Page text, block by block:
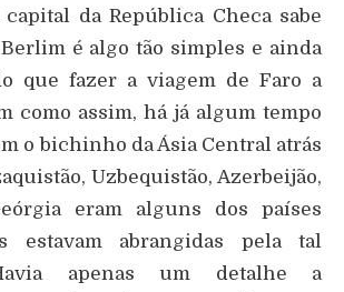
da República Checa sabe
é algo tão simples e ainda
que fazer a viagem de Faro a
como assim, há já algum tempo
o bichinho da Ásia Central atrás
Uzbequistão, Azerbeijão,
eram alguns dos países
estavam abrangidas pela tal
apenas um detalhe a